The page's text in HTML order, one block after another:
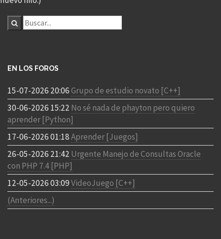
EN LOS FOROS
15-07-2026 20:06Grupo de estudio novato [C++]
30-06-2026 15:22 No sé nada de phayton pero quiero
aprender [Python]
17-06-2026 01:18Aprender [Juegos]
26-05-2026 21:42 Urgente Manejo de Consultas Oracle
con PHP 7.4 [PHP]
12-05-2026 03:09VideoJuego [C++]
(Anteriores...)